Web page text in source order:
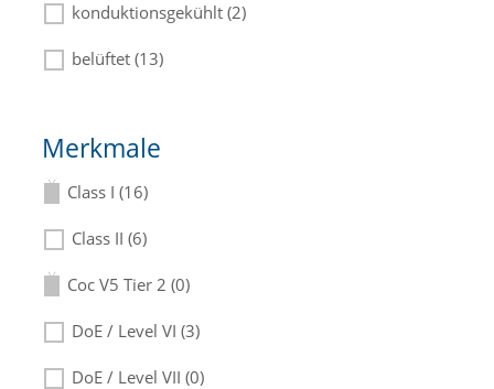
konduktionsgekühlt (2)
belüftet (13)
Merkmale
Class I (16)
Class II (6)
Coc V5 Tier 2 (0)
DoE / Level VI (3)
DoE / Level VII (0)